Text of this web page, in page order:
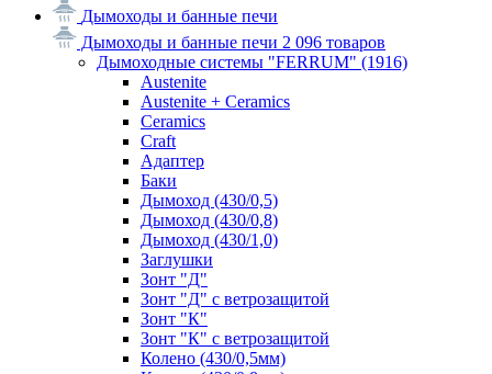
Дымоходы и банные печи
Дымоходы и банные печи 2 096 товаров
Дымоходные системы "FERRUM" (1916)
Austenite
Austenite + Ceramics
Ceramics
Craft
Адаптер
Баки
Дымоход (430/0,5)
Дымоход (430/0,8)
Дымоход (430/1,0)
Заглушки
Зонт "Д"
Зонт "Д" с ветрозащитой
Зонт "К"
Зонт "К" с ветрозащитой
Колено (430/0,5мм)